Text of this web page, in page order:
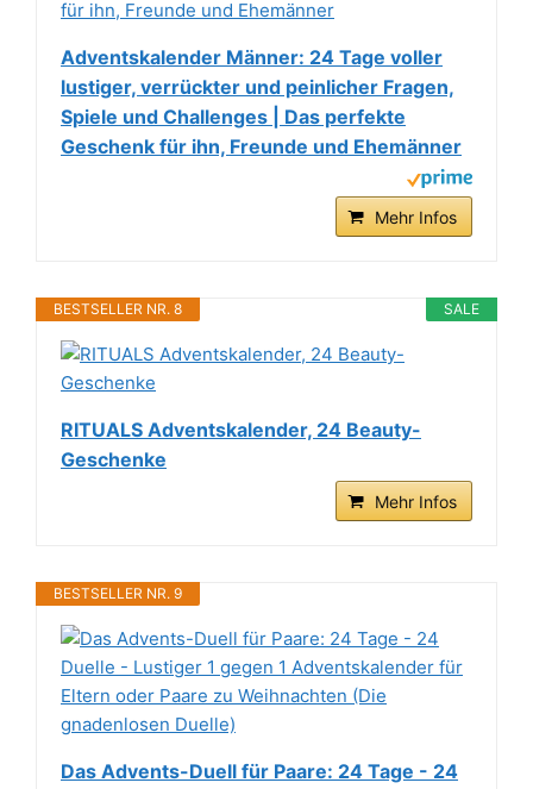
Adventskalender Männer: 24 Tage voller
lustiger, verrückter und peinlicher Fragen,
Spiele und Challenges | Das perfekte
Geschenk für ihn, Freunde und Ehemänner
Mehr Infos
SALE
BESTSELLER NR. 8
RITUALS Adventskalender, 24 Beauty-
Geschenke
Mehr Infos
BESTSELLER NR. 9
Das Advents-Duell für Paare: 24 Tage - 24